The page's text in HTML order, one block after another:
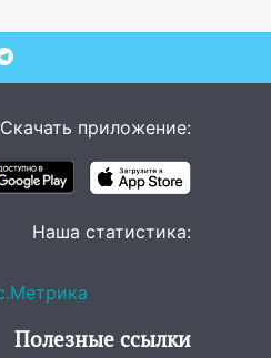
Скачать приложение:
Наша статистика:
Полезные ссылки